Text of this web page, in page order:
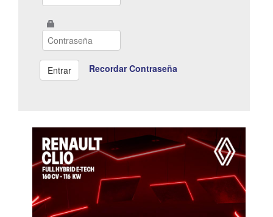
Recordar Contraseña